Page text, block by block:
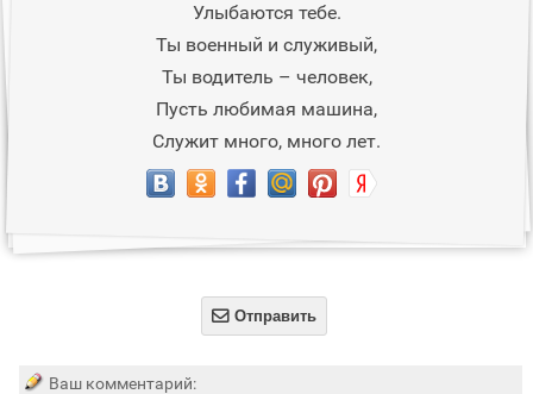
Улыбаются тебе.
Ты военный и служивый,
Ты водитель – человек,
Пусть любимая машина,
Служит много, много лет.
 Отправить
Ваш комментарий: